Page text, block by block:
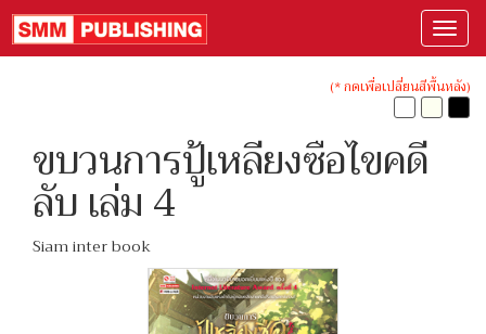
(* กดเพื่อเปลี่ยนสีพื้นหลัง)
ขบวนการปู้เหลียงซือไขคดี
ลับ เล่ม 4
Siam inter book